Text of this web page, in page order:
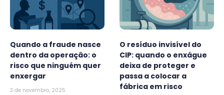
Quando a fraude nasce
dentro da operação: o
risco que ninguém quer
enxergar
3 de novembro, 2025
O resíduo invisível do
CIP: quando o enxágue
deixa de proteger e
passa a colocar a
fábrica em risco